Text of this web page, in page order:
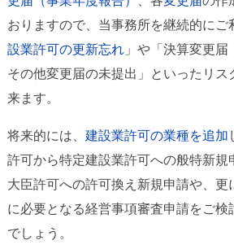
おりますので、当事務所を継続的にご
設業許可の更新忘れ」や「決算変更届
その他変更届の未提出」といったリス
来ます。
将来的には、 建設業許可の業種を追加
許可から特定建設業許可への般特新規
大臣許可への許可換え新規申請や、更
に必要となる経営事項審査申請をご検
でしょう。